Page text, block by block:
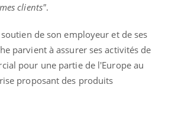
clients".
de son employeur et de ses
parvient à assurer ses activités de
pour une partie de l'Europe au
proposant des produits